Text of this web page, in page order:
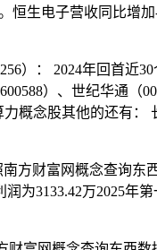
恒生电子营收同比增
）： 2024年回首近30
）、世纪华通（
概念股其他的还有：
方财富网概念查询东
为3133.42万2025年